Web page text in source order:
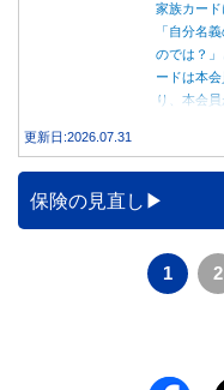
家族カード
「自分名
のでは？
ードは本
り、本会
更新日:2026.07.31
保険の見直し
1 2